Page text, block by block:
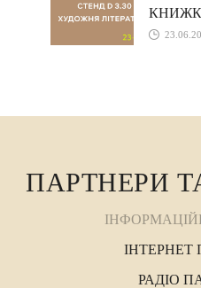
ПАРТНЕРИ
ІНТЕРНЕТ
РАДІО